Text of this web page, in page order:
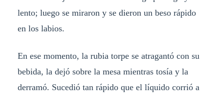
lento; luego se miraron y se dieron un beso rápido
en los labios.
En ese momento, la rubia torpe se atragantó con su
bebida, la dejó sobre la mesa mientras tosía y la
derramó. Sucedió tan rápido que el líquido corrió a